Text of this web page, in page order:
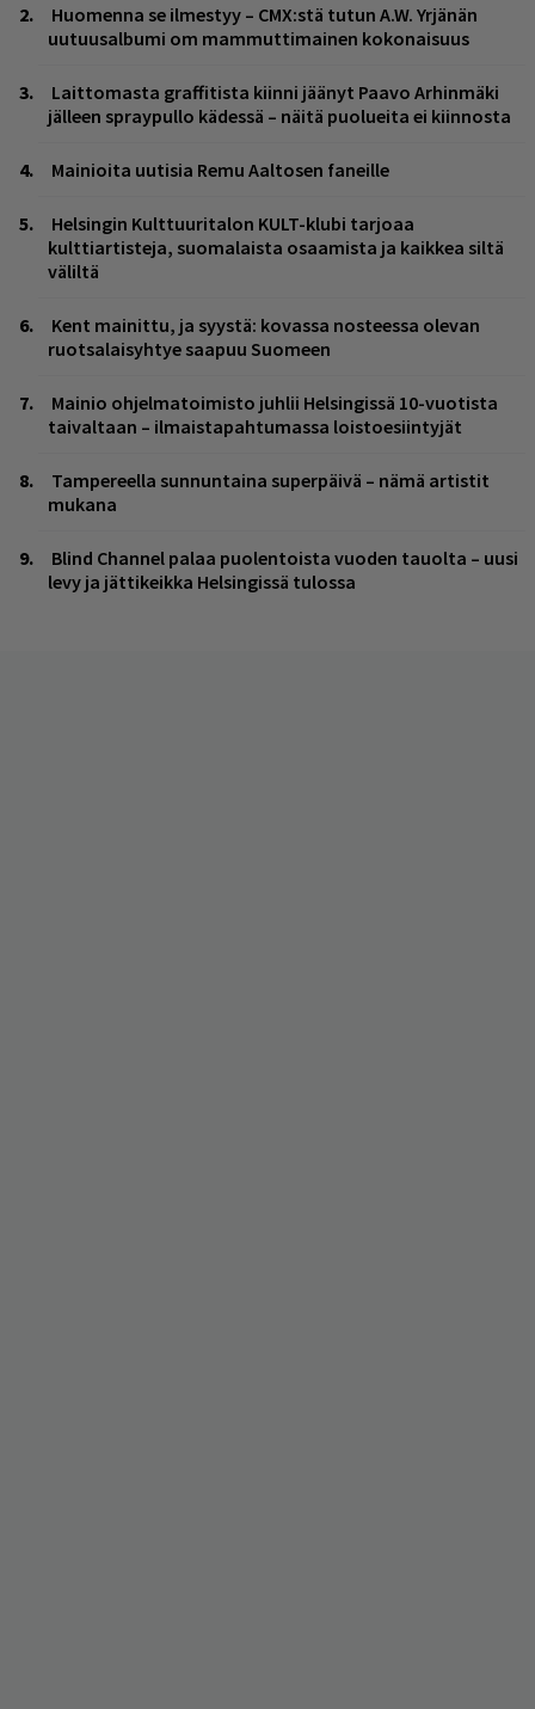
Huomenna se ilmestyy – CMX:stä tutun A.W. Yrjänän
uutuusalbumi om mammuttimainen kokonaisuus
Laittomasta graffitista kiinni jäänyt Paavo Arhinmäki
jälleen spraypullo kädessä – näitä puolueita ei kiinnosta
Mainioita uutisia Remu Aaltosen faneille
Helsingin Kulttuuritalon KULT-klubi tarjoaa
kulttiartisteja, suomalaista osaamista ja kaikkea siltä
väliltä
Kent mainittu, ja syystä: kovassa nosteessa olevan
ruotsalaisyhtye saapuu Suomeen
Mainio ohjelmatoimisto juhlii Helsingissä 10-vuotista
taivaltaan – ilmaistapahtumassa loistoesiintyjät
Tampereella sunnuntaina superpäivä – nämä artistit
mukana
Blind Channel palaa puolentoista vuoden tauolta – uusi
levy ja jättikeikka Helsingissä tulossa